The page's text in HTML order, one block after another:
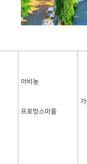
아비뇽
프로방스마을